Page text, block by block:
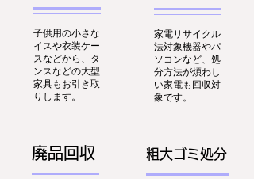
子供用の小さな
イスや衣装ケー
スなどから、タ
ンスなどの大型
家具もお引き取
りします。
家電リサイクル
法対象機器やパ
ソコンなど、処
分方法が煩わし
い家電も回収対
象です。
廃品回収 粗大ゴミ処分